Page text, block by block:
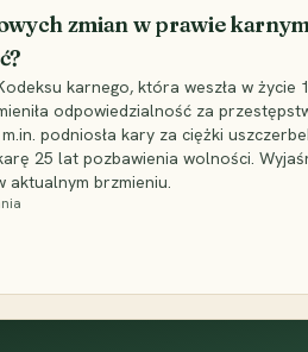
zmian w prawie
karnego, która weszła w życie
odpowiedzialność za
podniosła kary za ciężki
25 lat pozbawienia wolności.
aktualnym brzmieniu.